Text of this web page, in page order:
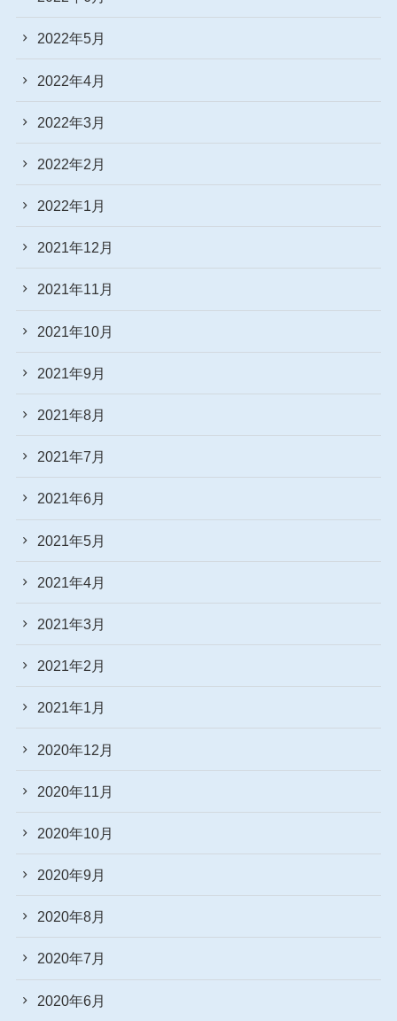
2022年5月
2022年4月
2022年3月
2022年2月
2022年1月
2021年12月
2021年11月
2021年10月
2021年9月
2021年8月
2021年7月
2021年6月
2021年5月
2021年4月
2021年3月
2021年2月
2021年1月
2020年12月
2020年11月
2020年10月
2020年9月
2020年8月
2020年7月
2020年6月